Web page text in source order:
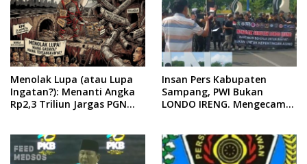
Menolak Lupa (atau Lupa
Ingatan?): Menanti Angka
Rp2,3 Triliun Jargas PGN
Insan Pers Kabupaten
Sampang, PWI Bukan
LONDO IRENG. Mengecam
Republik Indonesia